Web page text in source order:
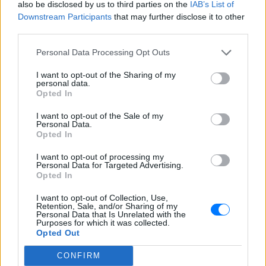
also be disclosed by us to third parties on the IAB’s List of
Downstream Participants that may further disclose it to other
Personal Data Processing Opt Outs
I want to opt-out of the Sharing of my
personal data.
Opted In
I want to opt-out of the Sale of my
Personal Data.
Opted In
I want to opt-out of processing my
Personal Data for Targeted Advertising.
Opted In
I want to opt-out of Collection, Use,
Retention, Sale, and/or Sharing of my
Personal Data that Is Unrelated with the
Purposes for which it was collected.
Opted Out
CONFIRM
ΣΤΗΝ ΙΔΙΑ ΚΑΤΗΓΟΡΙΑ
ερευνητής που κατέγραφε τη
συμβίωση του μικρού σκυλιού
ΧΤΕΣ
ούτε γίνεται να στείλω κάποιον
κτηνίατρο σε ένα μέρος όπου υπάρχει
αγέλη με λύκους, είναι επικίνδυνο» λέει
στο protothema.gr ο διδάκτορας
Για πάντα στη Ρεάλ Μαδρίτης ο